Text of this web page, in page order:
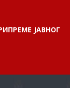
ЈАВНОГ